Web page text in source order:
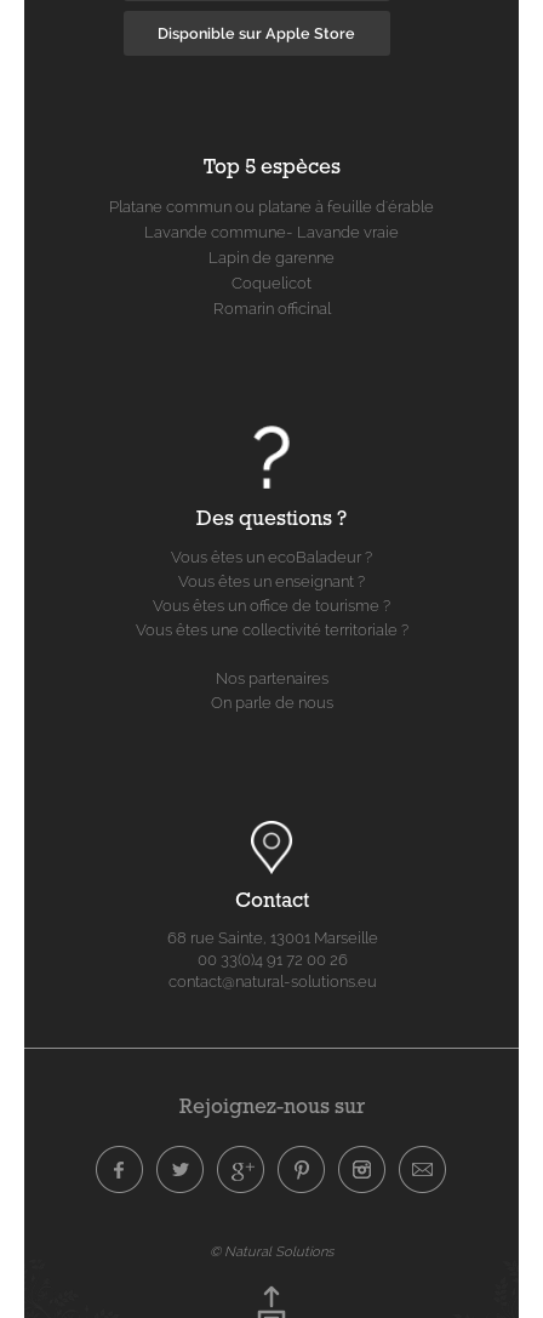
Disponible sur Apple Store
Top 5 espèces
Platane commun ou platane à feuille d'érable
Lavande commune- Lavande vraie
Lapin de garenne
Coquelicot
Romarin officinal
Des questions ?
Vous êtes un ecoBaladeur ?
Vous êtes un enseignant ?
Vous êtes un office de tourisme ?
Vous êtes une collectivité territoriale ?
Nos partenaires
On parle de nous
Contact
68 rue Sainte, 13001 Marseille
00 33(0)4 91 72 00 26
contact@natural-solutions.eu
Rejoignez-nous sur
© Natural Solutions